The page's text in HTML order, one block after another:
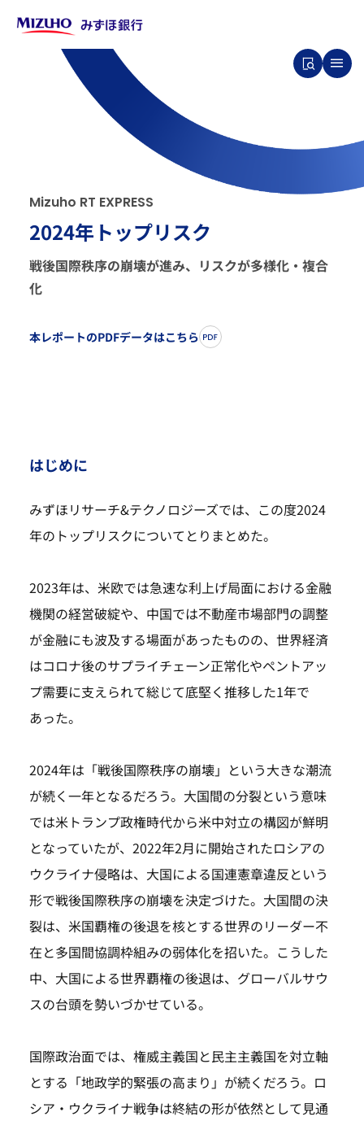
Mizuho RT EXPRESS
2024年トップリスク
戦後国際秩序の崩壊が進み、リスクが多様化・複合
化
本レポートのPDFデータはこちら
はじめに
みずほリサーチ&テクノロジーズでは、この度2024
年のトップリスクについてとりまとめた。
2023年は、米欧では急速な利上げ局面における金融
機関の経営破綻や、中国では不動産市場部門の調整
が金融にも波及する場面があったものの、世界経済
はコロナ後のサプライチェーン正常化やペントアッ
プ需要に支えられて総じて底堅く推移した1年で
あった。
2024年は「戦後国際秩序の崩壊」という大きな潮流
が続く一年となるだろう。大国間の分裂という意味
では米トランプ政権時代から米中対立の構図が鮮明
となっていたが、2022年2月に開始されたロシアの
ウクライナ侵略は、大国による国連憲章違反という
形で戦後国際秩序の崩壊を決定づけた。大国間の決
裂は、米国覇権の後退を核とする世界のリーダー不
在と多国間協調枠組みの弱体化を招いた。こうした
中、大国による世界覇権の後退は、グローバルサウ
スの台頭を勢いづかせている。
国際政治面では、権威主義国と民主主義国を対立軸
とする「地政学的緊張の高まり」が続くだろう。ロ
シア・ウクライナ戦争は終結の形が依然として見通